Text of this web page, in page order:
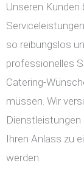
Unseren Kunden
so reibungslos
professionelles
Catering-
müssen. Wir
Ihren Anlass zu
werden.